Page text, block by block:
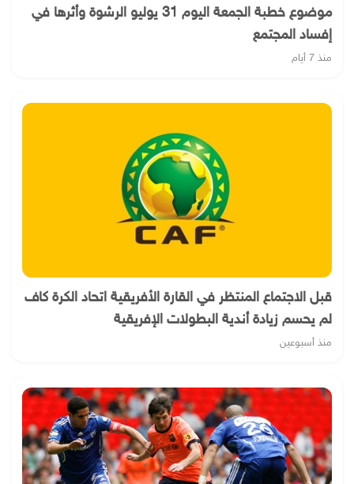
موضوع خطبة الجمعة اليوم 31 يوليو الرشوة وأثرها في
إفساد المجتمع
منذ 7 أيام
قبل الاجتماع المنتظر في القارة الأفريقية اتحاد الكرة كاف
لم يحسم زيادة أندية البطولات الإفريقية
منذ أسبوعين